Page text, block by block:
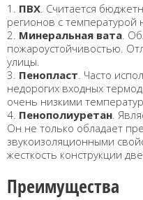
1. ПВХ . Считается
регионов с температурой
2. Минеральная вата .
пожароустойчивостью.
улицы.
3. Пенопласт . Часто
недорогих входных
очень низкими
4. Пенополиуретан .
Он не только обладает
звукоизоляционными
жесткость конструкции
Преимущества